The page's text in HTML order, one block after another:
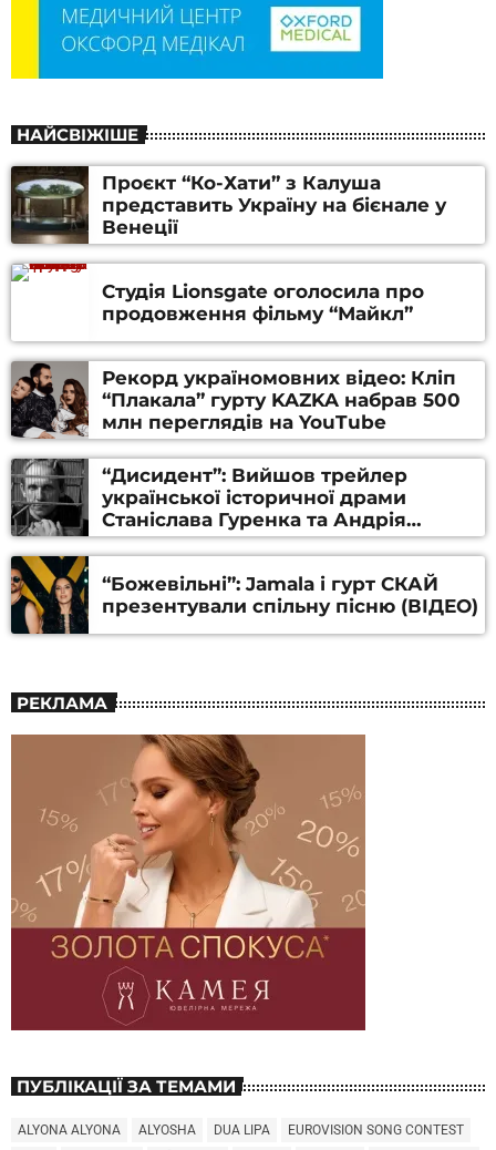
НАЙСВІЖІШЕ
Проєкт “Ко-Хати” з Калуша
представить Україну на бієнале у
Венеції
Студія Lionsgate оголосила про
продовження фільму “Майкл”
Рекорд україномовних відео: Кліп
“Плакала” гурту KAZKA набрав 500
млн переглядів на YouTube
“Дисидент”: Вийшов трейлер
української історичної драми
Станіслава Гуренка та Андрія
Алфьорова (ВІДЕО)
“Божевільні”: Jamala і гурт СКАЙ
презентували спільну пісню (ВІДЕО)
РЕКЛАМА
ПУБЛІКАЦІЇ ЗА ТЕМАМИ
ALYONA ALYONA ALYOSHA DUA LIPA
EUROVISION SONG CONTEST